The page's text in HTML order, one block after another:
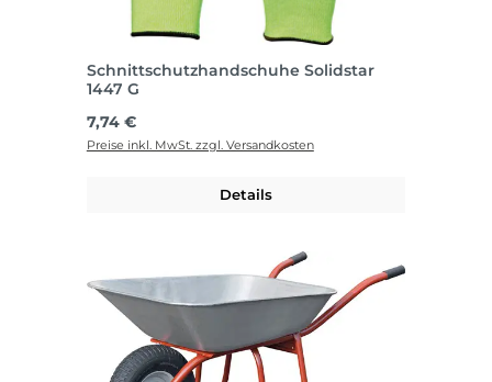
Schnittschutzhandschuhe Solidstar
1447 G
Regulärer Preis:
7,74 €
Preise inkl. MwSt. zzgl. Versandkosten
Details